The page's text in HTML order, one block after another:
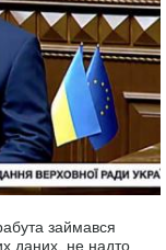
займався
даних, не надто